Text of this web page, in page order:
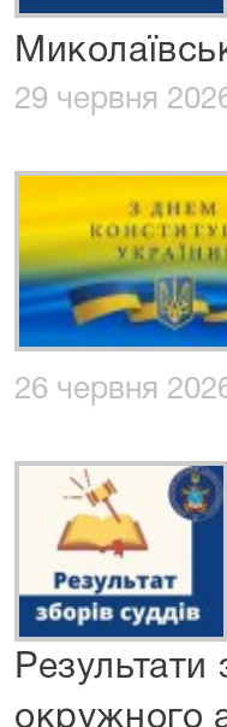
29 червня
26 червня
Результати
окружного